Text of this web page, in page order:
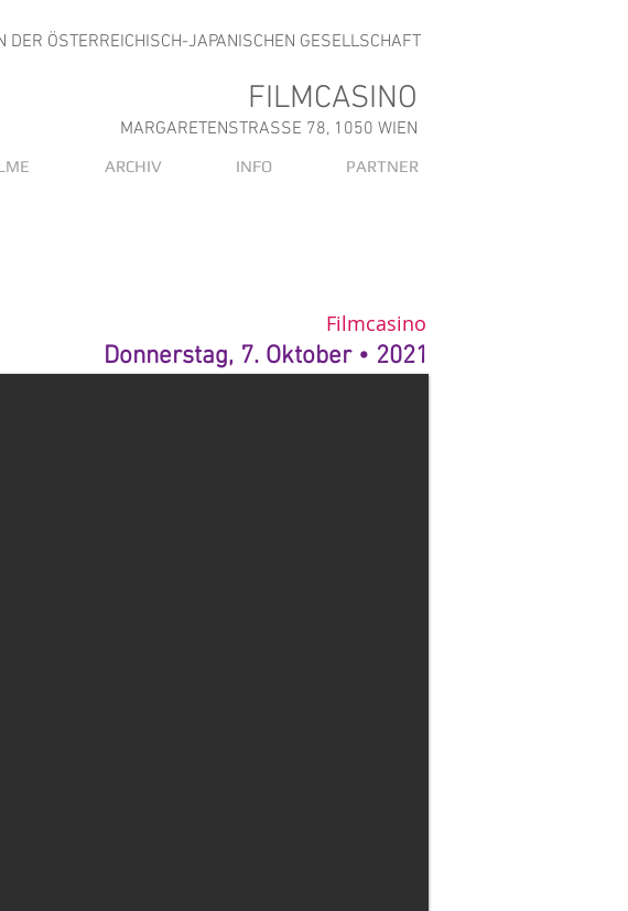
DER ÖSTERREICHISCH-JAPANISCHEN GESELLSCHAFT
FILMCASINO
MARGARETENSTRASSE 78, 1050 WIEN
ARCHIV INFO PARTNER
Donnerstag, 7. Oktober • 2021
Filmcasino